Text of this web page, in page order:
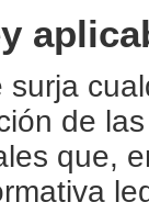
de
que,